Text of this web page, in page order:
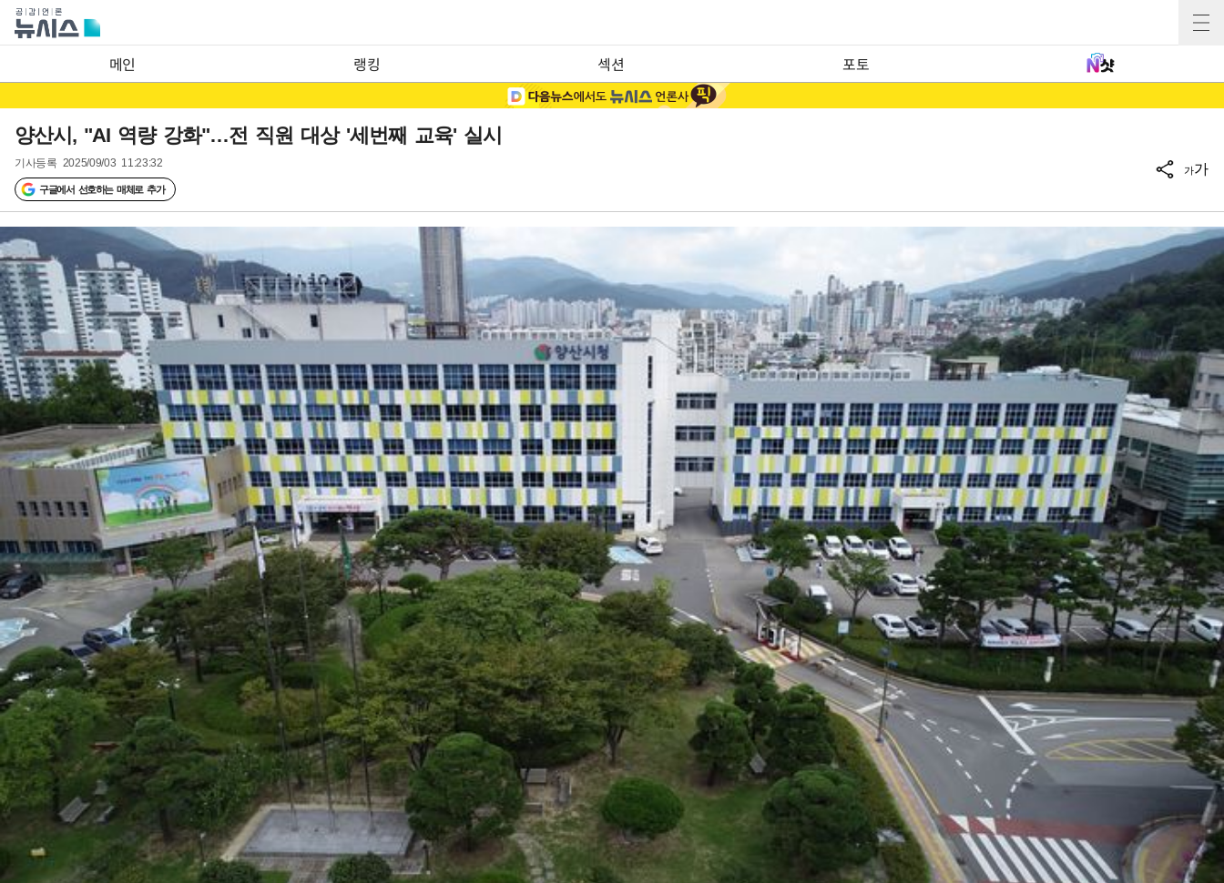
메인 랭킹 섹션 포토
양산시, "AI 역량 강화"…전 직원 대상 '세번째 교육' 실시
기사등록 2025/09/03 11:23:32
구글에서 선호하는 매체로 추가
가가